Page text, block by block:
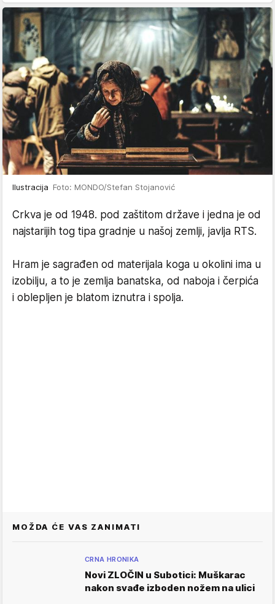
Ilustracija Foto: MONDO/Stefan Stojanović
Crkva je od 1948. pod zaštitom države i jedna je od
najstarijih tog tipa gradnje u našoj zemlji, javlja RTS.
Hram je sagrađen od materijala koga u okolini ima u
izobilju, a to je zemlja banatska, od naboja i čerpića
i oblepljen je blatom iznutra i spolja.
MOŽDA ĆE VAS ZANIMATI
CRNA HRONIKA
Novi ZLOČIN u Subotici: Muškarac
nakon svađe izboden nožem na ulici